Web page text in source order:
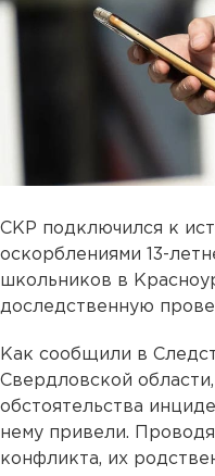
СКР подключился к
оскорблениями 13-
школьников в
доследственную
Как сообщили в
Свердловской
обстоятельства
нему привели.
конфликта, их